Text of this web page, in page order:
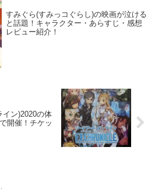
すみぐら(すみっコぐらし)の映画が泣ける
と話題！キャラクター・あらすじ・感想
レビュー紹介！
イン)2020の体
開催！チケッ